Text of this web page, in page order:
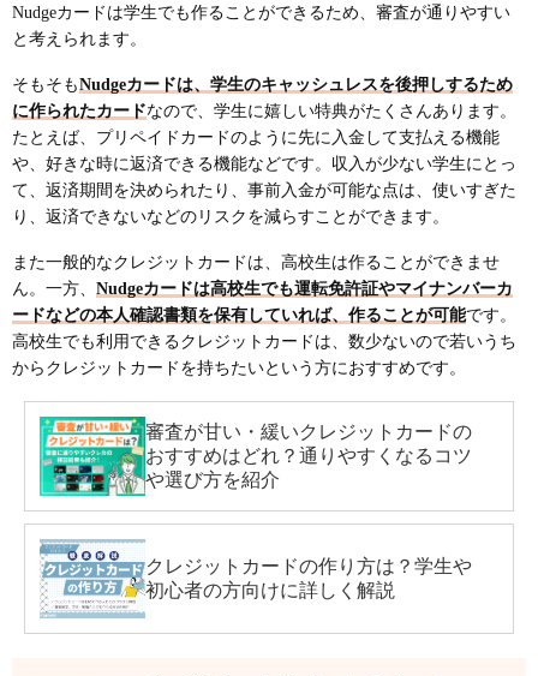
Nudgeカードは学生でも作ることができるため、審査が通りやすい
と考えられます。
そもそもNudgeカードは、学生のキャッシュレスを後押しするため
に作られたカードなので、学生に嬉しい特典がたくさんあります。
たとえば、プリペイドカードのように先に入金して支払える機能
や、好きな時に返済できる機能などです。収入が少ない学生にとっ
て、返済期間を決められたり、事前入金が可能な点は、使いすぎた
り、返済できないなどのリスクを減らすことができます。
また一般的なクレジットカードは、高校生は作ることができませ
ん。一方、 Nudgeカードは高校生でも運転免許証やマイナンバーカ
ードなどの本人確認書類を保有していれば、作ることが可能です。
高校生でも利用できるクレジットカードは、数少ないので若いうち
からクレジットカードを持ちたいという方におすすめです。
審査が甘い・緩いクレジットカードの
おすすめはどれ？通りやすくなるコツ
や選び方を紹介
クレジットカードの作り方は？学生や
初心者の方向けに詳しく解説